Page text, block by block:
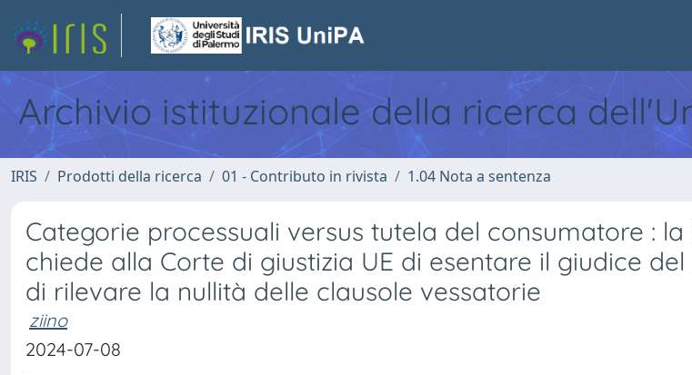
Archivio istituzionale della ricerca
IRIS Prodotti della ricerca 01 - Contributo in rivista 1.04 Nota a sentenza
Categorie processuali versus tutela del consumatore : la
chiede alla Corte di giustizia UE di esentare il giudice
di rilevare la nullità delle clausole vessatorie
ziino
2024-07-08